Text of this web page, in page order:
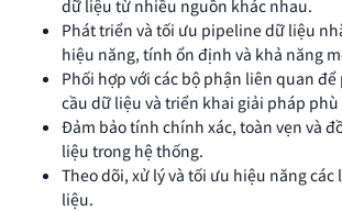
dữ liệu từ nhiều nguồn khác nhau.
Phát triển và tối ưu pipeline dữ liệu
hiệu năng, tính ổn định và khả năng
Phối hợp với các bộ phận liên quan
cầu dữ liệu và triển khai giải pháp phù
Đảm bảo tính chính xác, toàn vẹn và
liệu trong hệ thống.
Theo dõi, xử lý và tối ưu hiệu năng các
liệu.